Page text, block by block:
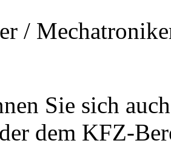
/
Sie sich
dem KFZ-